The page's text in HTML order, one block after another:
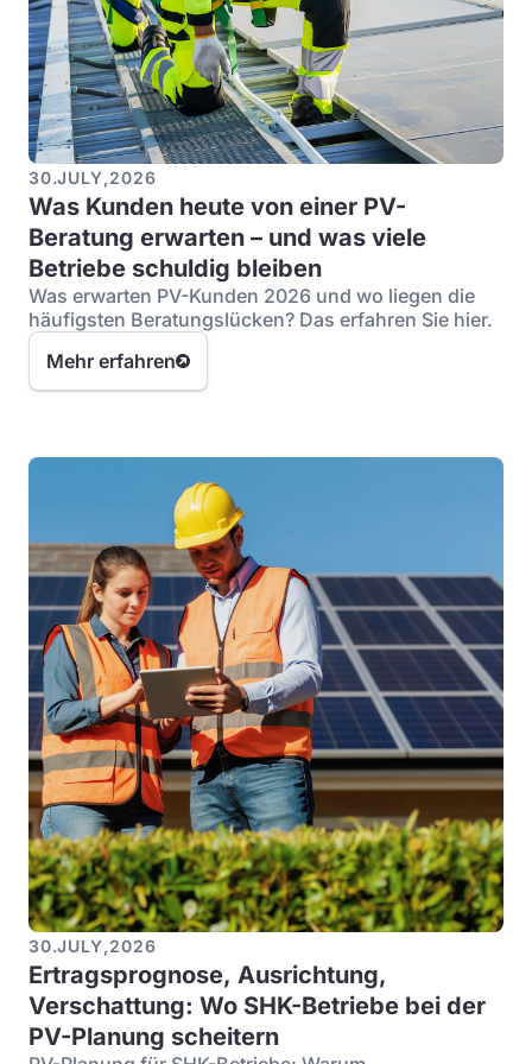
30.JULY,2026
Was Kunden heute von einer PV-
Beratung erwarten – und was viele
Betriebe schuldig bleiben
Was erwarten PV-Kunden 2026 und wo liegen die
häufigsten Beratungslücken? Das erfahren Sie hier.
Mehr erfahren
30.JULY,2026
Ertragsprognose, Ausrichtung,
Verschattung: Wo SHK-Betriebe bei der
PV-Planung scheitern